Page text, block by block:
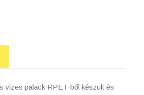
vizes palack RPET-ből készült és